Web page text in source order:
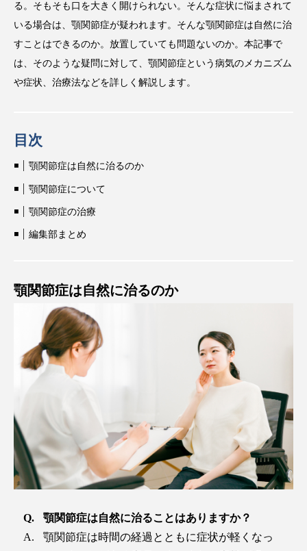
る。そもそも口を大きく開けられない。そんな症状に悩まされて
いる場合は、顎関節症が疑われます。そんな顎関節症は自然に治
すことはできるのか。放置していても問題ないのか。本記事で
は、そのような疑問に対して、顎関節症という病気のメカニズム
や症状、治療法などを詳しく解説します。
目次
顎関節症は自然に治るのか
顎関節症について
顎関節症の治療
編集部まとめ
顎関節症は自然に治るのか
顎関節症は自然に治ることはありますか？
顎関節症は時間の経過とともに症状が軽くなっ